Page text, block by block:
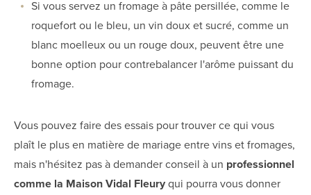
Si vous servez un fromage à pâte persillée, comme le
roquefort ou le bleu, un vin doux et sucré, comme un
blanc moelleux ou un rouge doux, peuvent être une
bonne option pour contrebalancer l'arôme puissant du
fromage.
Vous pouvez faire des essais pour trouver ce qui vous
plaît le plus en matière de mariage entre vins et fromages,
mais n'hésitez pas à demander conseil à un professionnel
comme la Maison Vidal Fleury qui pourra vous donner